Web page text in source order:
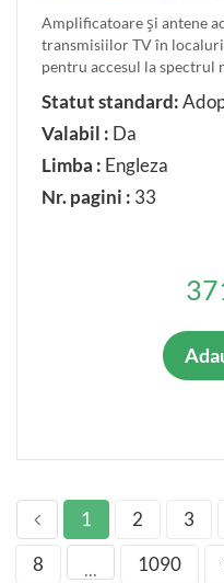
Amplificatoare şi antene
transmisiilor TV în
pentru accesul la spectrul
Statut standard:
Valabil : Da
Limba : Engleza
Nr. pagini : 33
1 2 3
8
... 1090